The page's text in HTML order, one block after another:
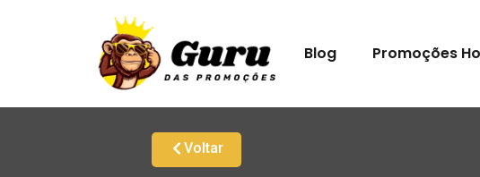
Blog Promoções
Voltar